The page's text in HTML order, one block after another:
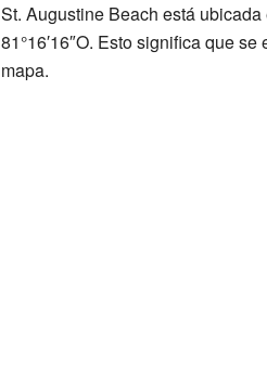
St. Augustine Beach está ubicada
81°16′16″O. Esto significa que
mapa.